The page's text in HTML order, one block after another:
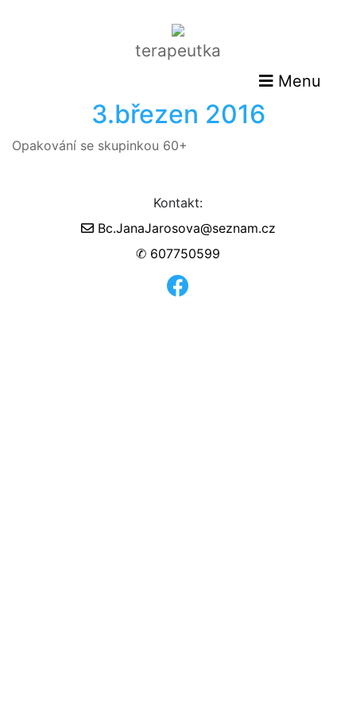
terapeutka
Menu
3.březen 2016
Opakování se skupinkou 60+
Kontakt:
Bc.JanaJarosova@seznam.cz
✆ 607750599